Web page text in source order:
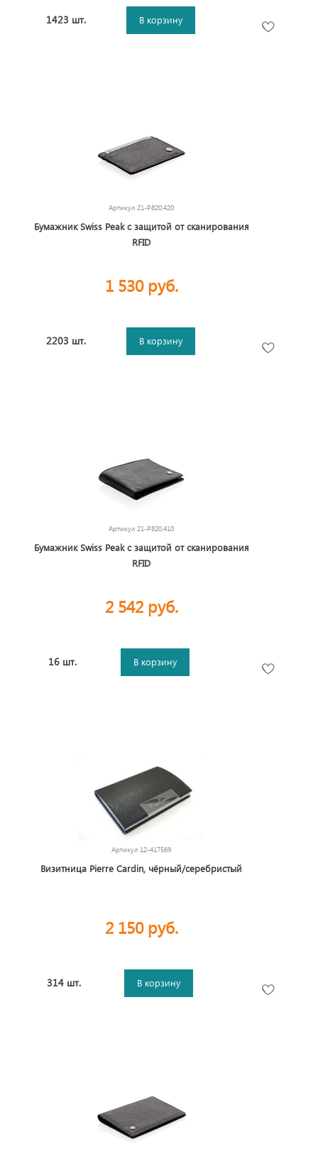
1423 шт. В корзину
Артикул 21-P820.420
Бумажник Swiss Peak с защитой от сканирования
RFID
1 530 руб.
2203 шт. В корзину
Артикул 21-P820.410
Бумажник Swiss Peak с защитой от сканирования
RFID
2 542 руб.
16 шт. В корзину
Артикул 12-417569
Визитница Pierre Cardin, чёрный/серебристый
2 150 руб.
314 шт. В корзину